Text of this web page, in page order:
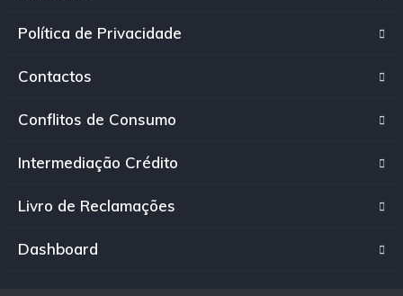
Política de Privacidade
Contactos
Conflitos de Consumo
Intermediação Crédito
Livro de Reclamações
Dashboard